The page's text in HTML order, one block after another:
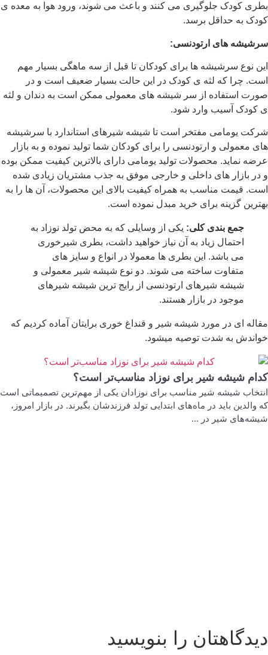
بطری کودک جلوگیری می کنند و باعث می شوند، ورود هوا به معده ی
کودک به حداقل برسد.
سرشیشه های ارتودنسی:
این نوع سرشیشه ها برای کودکان تا قبل از سه ماهگی بسیار مهم
است. چرا که لثه ی کودک در این حالت بسیار ضعیف است و در
صورت استفاده از سر شیشه های معمولی ممکن است به دندان و لثه
ی کودک آسیب وارد شود.
شرکت یومامی مفتخر است تا شیشه شیرهای استاندارد با سرشیشه
های معمولی و ارتودنسی را برای کودکان شما تولید نموده و به بازار
عرضه نماید. محصولات تولید یومامی دارای بالاترین کیفیت ممکن بوده
و در بازار های داخلی و خارجی موفق به جذب مشتریان زیادی شده
است. قیمت مناسب به همراه کیفیت بالای این محصولات، آن ها را به
بهترین گزینه برای خرید مبدل نموده است.
جمع بندی کلی: یکی از وسایلی که به محض تولد نوزاد به
احتمال زیاد به آن نیاز خواهید داشت، بطری شیرخوری
می باشد. این بطری ها معمولا در انواع و سایز های
متفاوت ساخته می شوند. دو نوع شیشه شیر معمولی و
شیشه شیرهای ارتودنسی از رایج ترین شیشه شیرهای
موجود در بازار هستند.
مقاله ای در مورد شیشه شیر و قنداغ خوری برایتان آماده کردیم که
خواندش به شدت توصیه میشود.
کدام شیشه شیر برای نوزاد مناسب‌تر است؟
انتخاب شیشه شیر مناسب برای نوزادان یکی از مهم‌ترین تصمیماتی است
که والدین باید در ماه‌های ابتدایی تولد فرزندشان بگیرند. در بازار امروز،
شیشه‌های شیر در ...
دیدگاهتان را بنویسید